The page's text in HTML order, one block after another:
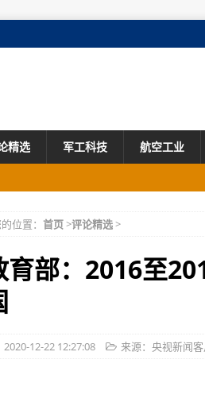
精选 军工科技 航空工业
位置： 首页>评论精选>
育部：2016至
2020-12-22 12:27:08 来源：央视新闻